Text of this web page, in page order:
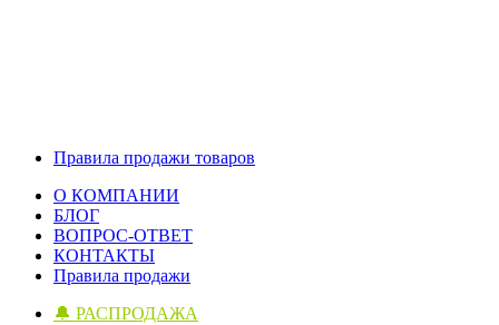
Правила продажи товаров
О КОМПАНИИ
БЛОГ
ВОПРОС-ОТВЕТ
КОНТАКТЫ
Правила продажи
🔔 РАСПРОДАЖА